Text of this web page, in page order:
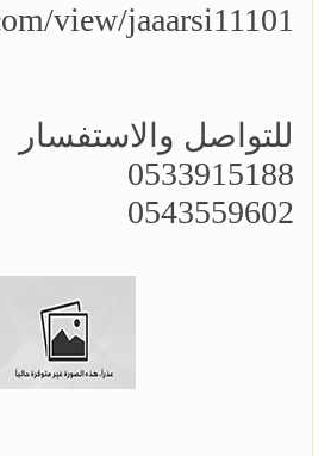
view/jaaarsi11101
للتواصل والاستفسار
0533915188
0543559602